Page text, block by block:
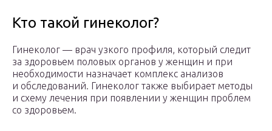
Кто такой гинеколог?
Гинеколог — врач узкого профиля, который следит
за здоровьем половых органов у женщин и при
необходимости назначает комплекс анализов
и обследований. Гинеколог также выбирает методы
и схему лечения при появлении у женщин проблем
со здоровьем.